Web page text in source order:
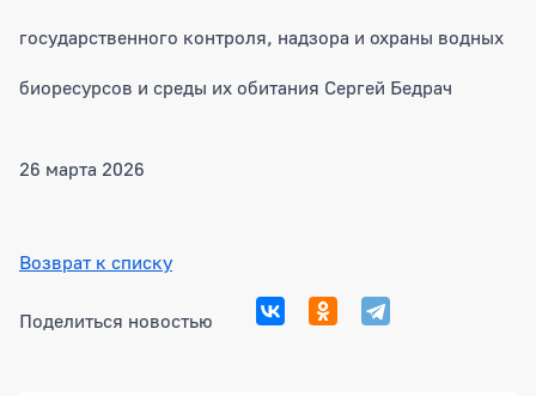
государственного контроля, надзора и охраны водных
биоресурсов и среды их обитания Сергей Бедрач
26 марта 2026
Возврат к списку
Поделиться новостью